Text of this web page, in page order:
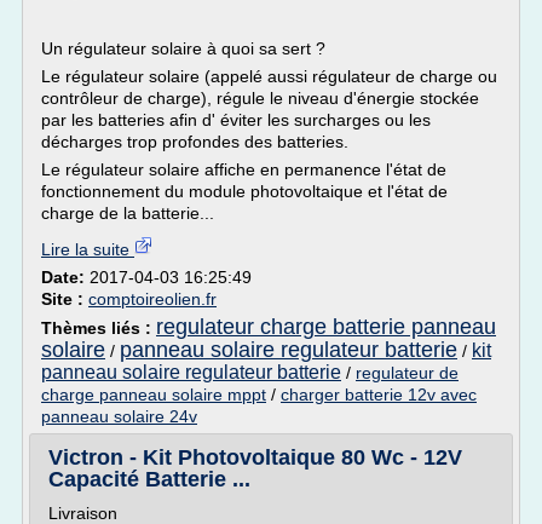
Un régulateur solaire à quoi sa sert ?
Le régulateur solaire (appelé aussi régulateur de charge ou
contrôleur de charge), régule le niveau d'énergie stockée
par les batteries afin d' éviter les surcharges ou les
décharges trop profondes des batteries.
Le régulateur solaire affiche en permanence l'état de
fonctionnement du module photovoltaique et l'état de
charge de la batterie...
Lire la suite
Date: 2017-04-03 16:25:49
Site : comptoireolien.fr
Thèmes liés : regulateur charge batterie panneau
solaire / panneau solaire regulateur batterie / kit
panneau solaire regulateur batterie / regulateur de
charge panneau solaire mppt / charger batterie 12v avec
panneau solaire 24v
Victron - Kit Photovoltaique 80 Wc - 12V
Capacité Batterie ...
Livraison